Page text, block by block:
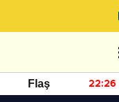
Flaş 22:26